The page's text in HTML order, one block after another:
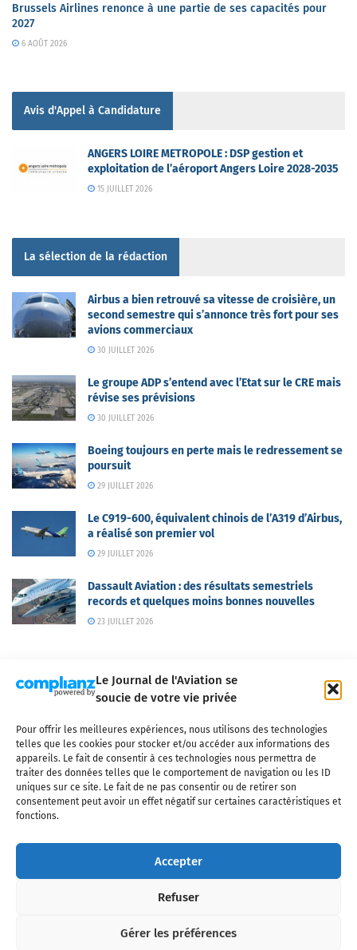
Le Journal de l'Aviation se
soucie de votre vie privée
Pour offrir les meilleures expériences, nous utilisons des technologies
telles que les cookies pour stocker et/ou accéder aux informations des
appareils. Le fait de consentir à ces technologies nous permettra de
traiter des données telles que le comportement de navigation ou les ID
uniques sur ce site. Le fait de ne pas consentir ou de retirer son
consentement peut avoir un effet négatif sur certaines caractéristiques et
fonctions.
Accepter
Refuser
Gérer les préférences
Brussels Airlines renonce à une partie de ses capacités pour
2027
6 AOÛT 2026
Avis d'Appel à Candidature
ANGERS LOIRE METROPOLE : DSP gestion et
exploitation de l’aéroport Angers Loire 2028-2035
15 JUILLET 2026
La sélection de la rédaction
Airbus a bien retrouvé sa vitesse de croisière, un
second semestre qui s’annonce très fort pour ses
avions commerciaux
30 JUILLET 2026
Le groupe ADP s’entend avec l’Etat sur le CRE mais
révise ses prévisions
30 JUILLET 2026
Boeing toujours en perte mais le redressement se
poursuit
29 JUILLET 2026
Le C919-600, équivalent chinois de l’A319 d’Airbus,
a réalisé son premier vol
29 JUILLET 2026
Dassault Aviation : des résultats semestriels
records et quelques moins bonnes nouvelles
23 JUILLET 2026
Qui sommes-nous ? Nous contacter
Partenaires
Mentions légales
CGV Politique de confidentialité Cookies
l'industrie aéronautique, l'aviation commerciale, l'aviation d'affaires, les
services MRO et après-vente, le financement et la location d'aéronefs
civils, l'aéronautique de défense et l'industrie spatiale. Toute reproduction,
interdite sans autorisation écrite spécifique du Journal de l’Aviation.